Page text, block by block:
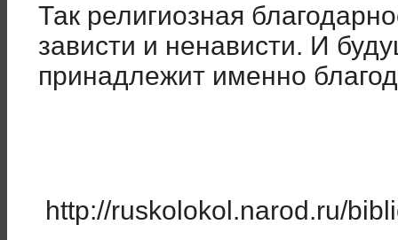
Так религиозная
зависти и ненависти. И
принадлежит именно
http://ruskolokol.narod.ru/